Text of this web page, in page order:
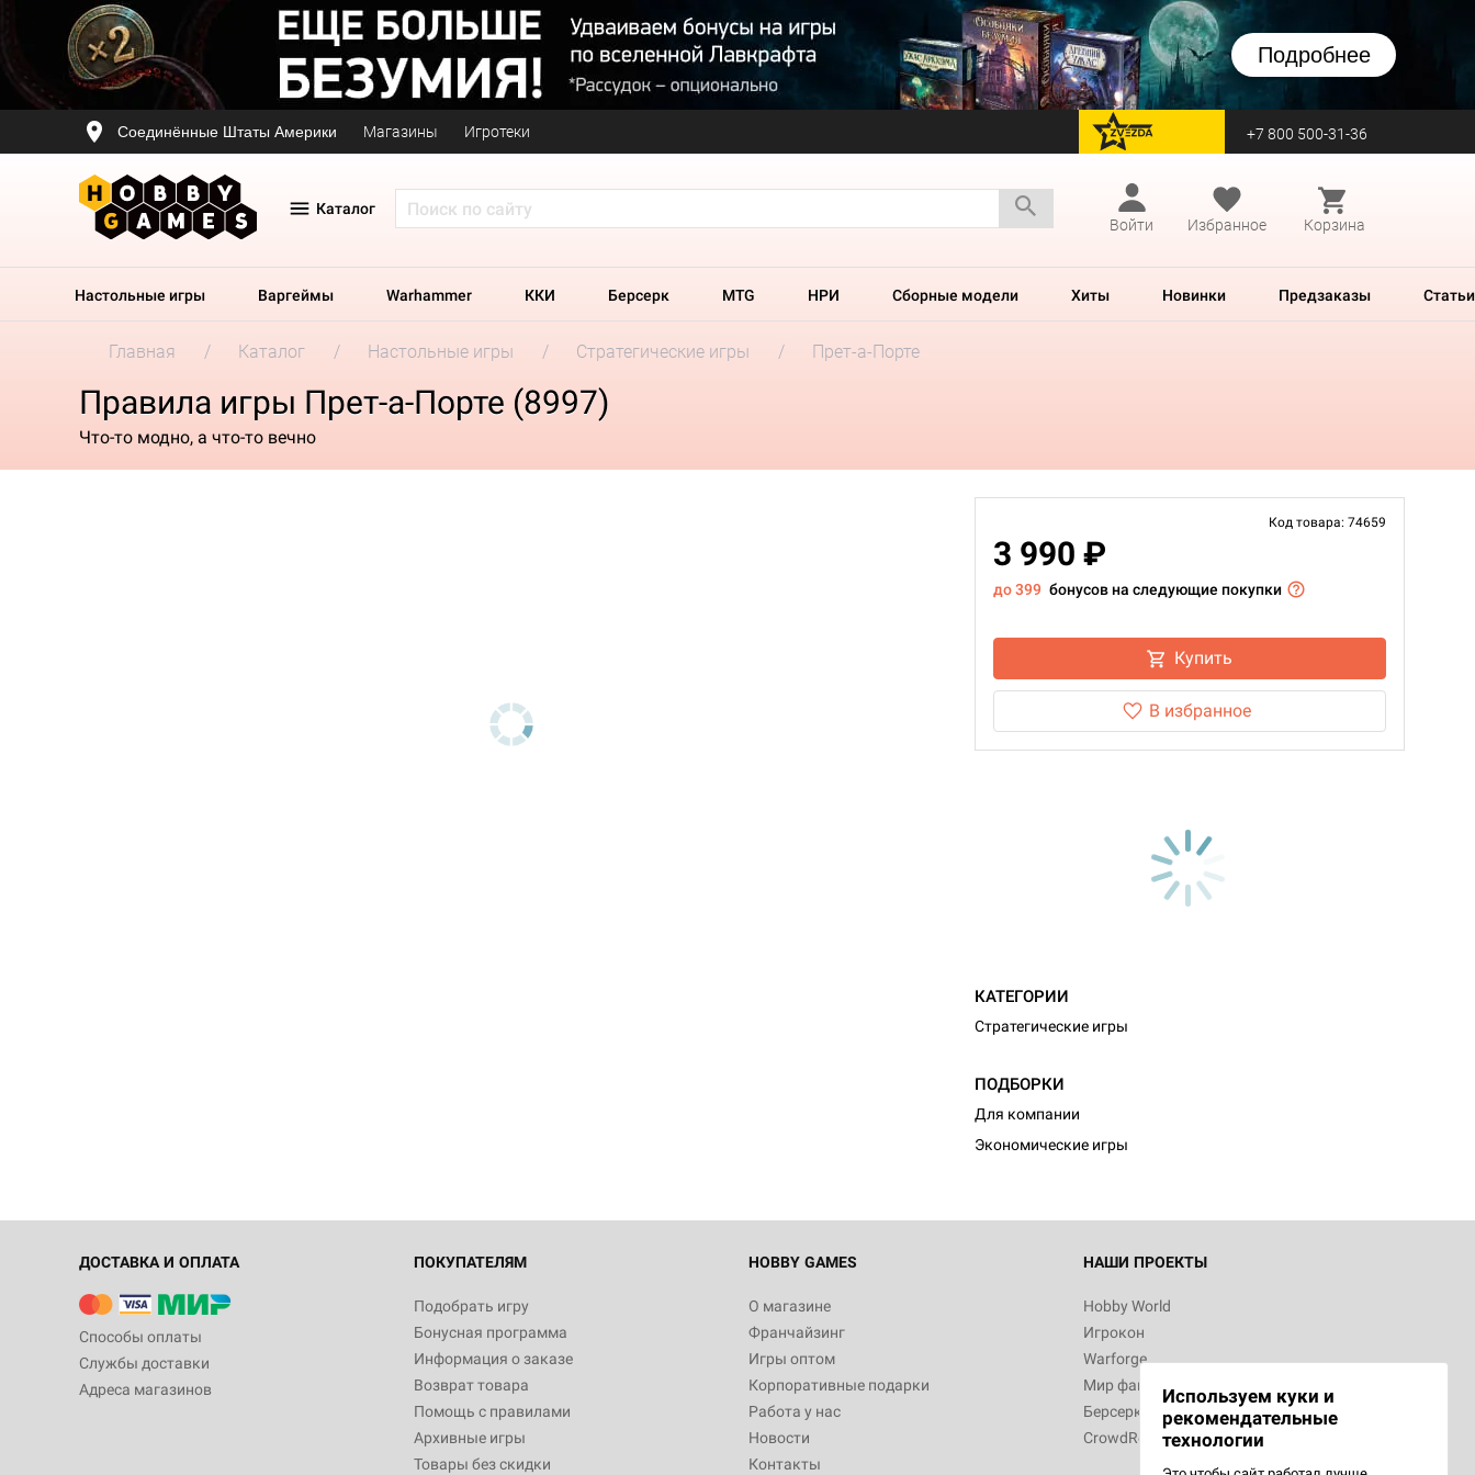
Подробнее
Соединённые Штаты Америки Магазины Игротеки перейти на Zvezda +7 800 500-31-36
Каталог
Войти
Избранное Корзина
Настольные игры Варгеймы Warhammer ККИ Берсерк MTG НРИ Сборные модели Хиты Новинки Предзаказы Статьи
Главная Каталог Настольные игры Стратегические игры Прет-а-Порте
Правила игры Прет-а-Порте (8997)
Что-то модно, а что-то вечно
Код товара: 74659
3 990 ₽
до 399 бонусов на следующие покупки
Купить
В избранное
КАТЕГОРИИ
Стратегические игры
ПОДБОРКИ
Для компании
Экономические игры
ДОСТАВКА И ОПЛАТА
Способы оплаты
Службы доставки
Адреса магазинов
ПОКУПАТЕЛЯМ
Подобрать игру
Бонусная программа
Информация о заказе
Возврат товара
Помощь с правилами
Архивные игры
Товары без скидки
HOBBY GAMES
О магазине
Франчайзинг
Игры оптом
Корпоративные подарки
Работа у нас
Новости
Контакты
НАШИ ПРОЕКТЫ
Hobby World
Игрокон
Warforge
Мир фантастики
Берсерк
CrowdRepublic
Используем куки и
рекомендательные
технологии